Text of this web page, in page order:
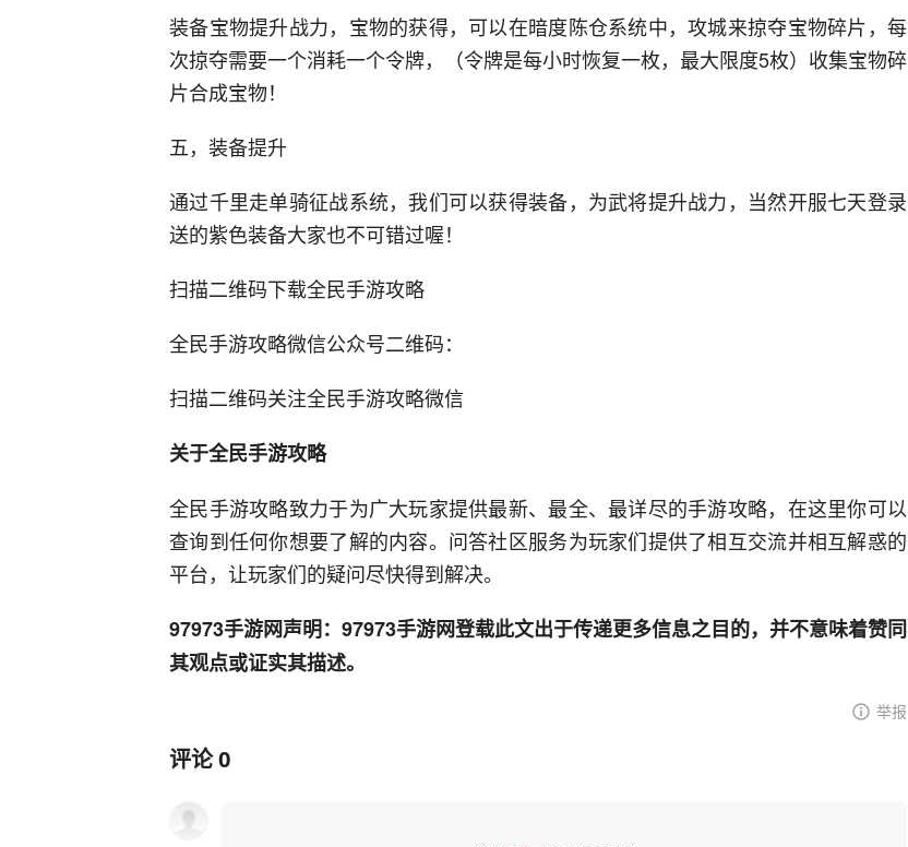
装备宝物提升战力，宝物的获得，可以在暗度陈仓系统中，攻城来掠夺宝物碎片，每
次掠夺需要一个消耗一个令牌，（令牌是每小时恢复一枚，最大限度5枚）收集宝物碎
片合成宝物！
五，装备提升
通过千里走单骑征战系统，我们可以获得装备，为武将提升战力，当然开服七天登录
送的紫色装备大家也不可错过喔！
扫描二维码下载全民手游攻略
全民手游攻略微信公众号二维码：
扫描二维码关注全民手游攻略微信
关于全民手游攻略
全民手游攻略致力于为广大玩家提供最新、最全、最详尽的手游攻略，在这里你可以
查询到任何你想要了解的内容。问答社区服务为玩家们提供了相互交流并相互解惑的
平台，让玩家们的疑问尽快得到解决。
97973手游网声明：97973手游网登载此文出于传递更多信息之目的，并不意味着赞同
其观点或证实其描述。
举报
评论0